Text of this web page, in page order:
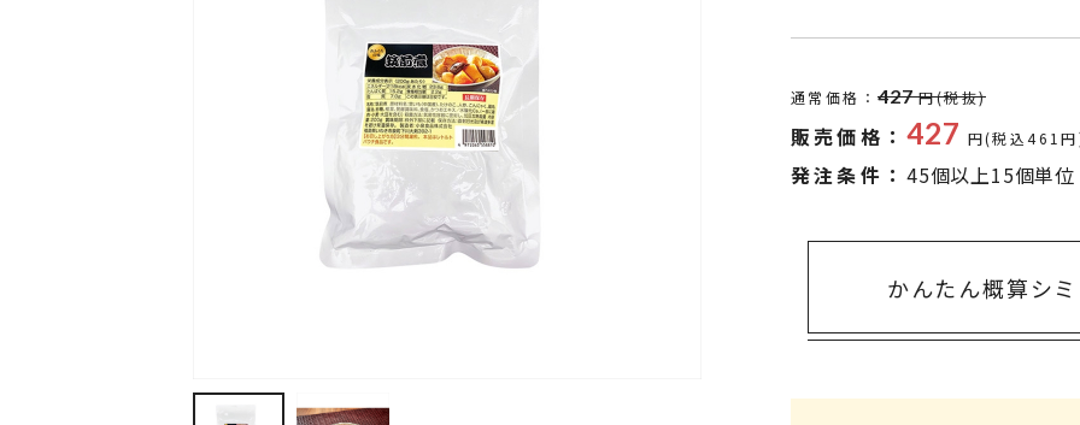
生活雑貨・便利グッズ
3,000～5,000円
5,000円～
通常価格： 427 円(税抜)
販売価格： 427 円(税込461
発注条件： 45個以上15個単位
かんたん概算シ